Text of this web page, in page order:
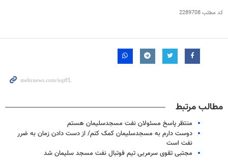
کد مطلب2289708
مطالب مرتبط
منتظر پاسخ مسئولان نفت مسجدسلیمان هستم
دوست دارم به مسجدسلیمان کمک کنم/ از دست دادن زمان به ضرر
نفت است
مجتبی تقوی سرمربی تیم فوتبال نفت مسجد سلیمان شد